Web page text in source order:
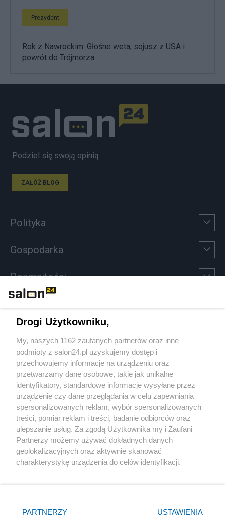
Prezydent
Rok z Nawrockim. Głośne weta, sojusz z USA i
powrót do Trójmorza
Podziel się swoją opinią
ZAŁÓŻ BLOG
Polityka
Gospodarka
Rozmaitości
Sport
Społeczeństwo
Kultura
X Facebook Instagram Youtube
Drogi Użytkowniku,
My, naszych 1162 zaufanych partnerów oraz inne
podmioty z salon24.pl uzyskujemy dostęp i
przechowujemy informacje na urządzeniu oraz
przetwarzamy dane osobowe, takie jak unikalne
identyfikatory, standardowe informacje wysyłane przez
urządzenie czy dane przeglądania w celu zapewniania
spersonalizowanych reklam, wybór spersonalizowanych
treści, pomiar reklam i treści, badanie odbiorców oraz
ulepszanie usług. Za zgodą Użytkownika my i Zaufani
Partnerzy możemy używać dokładnych danych
geolokalizacyjnych oraz aktywnie skanować
charakterystykę urządzenia do celów identyfikacji.
zmienić/wycofać klikając przycisk ustawień prywatności
PARTNERZY USTAWIENIA